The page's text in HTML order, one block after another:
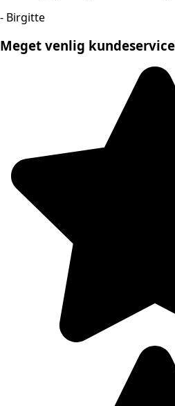
- Birgitte
Meget venlig kundeservice